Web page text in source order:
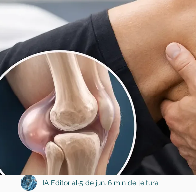
IA Editorial 5 de jun. 6 min de leitura